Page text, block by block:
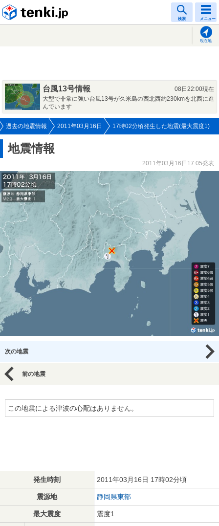
検索 メニュー
現在地
台風13号情報
08日22:00現在
大型で非常に強い台風13号が久米島の西北西約230kmを北西に進
んでいます
過去の地震情報 2011年03月16日 17時02分頃発生した地震(最大震度1)
地震情報
2011年03月16日17:05発表
次の地震
前の地震
この地震による津波の心配はありません。
発生時刻 2011年03月16日 17時02分頃
震源地 静岡県東部
最大震度 震度1